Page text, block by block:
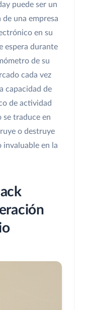
puede ser un
una empresa
en su
espera durante
de su
cada vez
capacidad de
de actividad
se traduce en
o destruye
invaluable en la